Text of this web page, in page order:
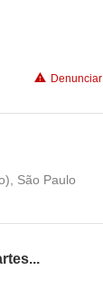
Denunciar
São Paulo